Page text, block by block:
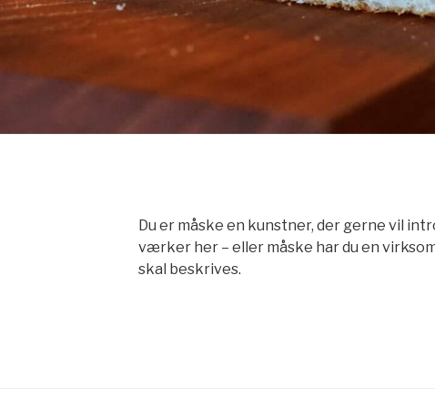
Du er måske en kunstner, der gerne vil
værker her – eller måske har du en
skal beskrives.